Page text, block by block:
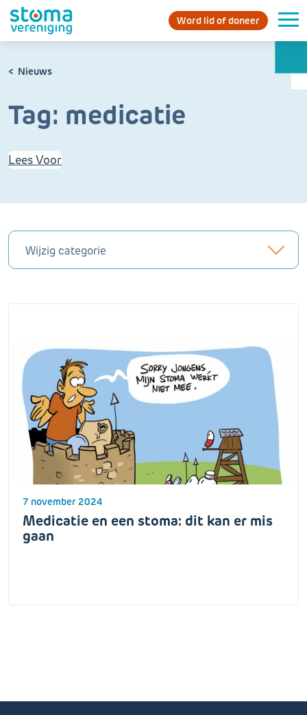
Word lid of doneer
Nieuws
Tag: medicatie
Lees Voor
7 november 2024
Medicatie en een stoma: dit kan er mis
gaan